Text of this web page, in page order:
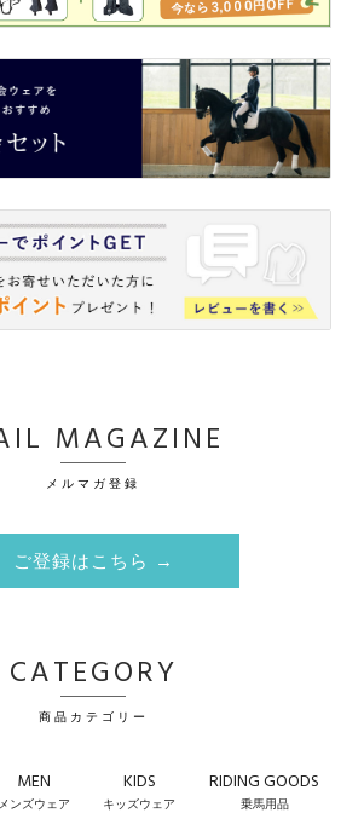
MAGAZINE
メルマガ登録
ご登録はこちら →
CATEGORY
商品カテゴリー
MEN
メンズウェア
KIDS
キッズウェア
RIDING GOODS
乗馬用品